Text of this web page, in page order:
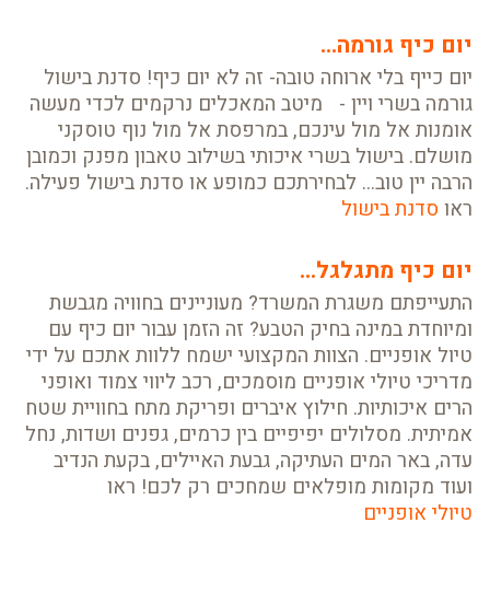
יום כיף גורמה...
יום כייף בלי ארוחה טובה- זה לא יום כיף! סדנת בישול
גורמה בשרי ויין - מיטב המאכלים נרקמים לכדי מעשה
אומנות אל מול עינכם, במרפסת אל מול נוף טוסקני
מושלם. בישול בשרי איכותי בשילוב טאבון מפנק וכמובן
הרבה יין טוב... לבחירתכם כמופע או סדנת בישול פעילה.
ראו סדנת בישול
יום כיף מתגלגל...
התעייפתם משגרת המשרד? מעוניינים בחוויה מגבשת
ומיוחדת במינה בחיק הטבע? זה הזמן עבור יום כיף עם
טיול אופניים. הצוות המקצועי ישמח ללוות אתכם על ידי
מדריכי טיולי אופניים מוסמכים, רכב ליווי צמוד ואופני
הרים איכותיות. חילוץ איברים ופריקת מתח בחוויית שטח
אמיתית. מסלולים יפיפיים בין כרמים, גפנים ושדות, נחל
עדה, באר המים העתיקה, גבעת האיילים, בקעת הנדיב
ועוד מקומות מופלאים שמחכים רק לכם! ראו
טיולי אופניים